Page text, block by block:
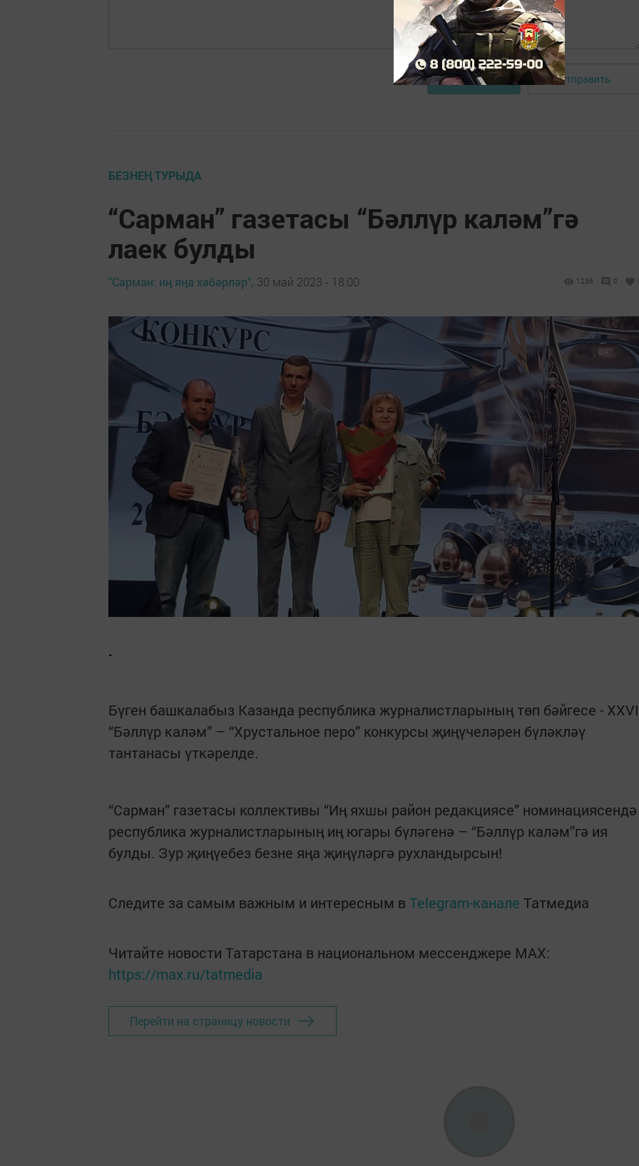
Авторизоваться Отправить
БЕЗНЕҢ ТУРЫДА
“Сарман” газетасы “Бәллүр каләм”гә
лаек булды
"Сарман: иң яңа хәбәрләр", 30 май 2023 - 18:00 1236 0
.
Бүген башкалабыз Казанда республика журналистларының төп бәйгесе - XXVI
“Бәллүр каләм” – “Хрустальное перо” конкурсы җиңүчеләрен бүләкләү
тантанасы үткәрелде.
“Сарман” газетасы коллективы “Иң яхшы район редакциясе” номинациясендә
республика журналистларының иң югары бүләгенә – “Бәллүр каләм”гә ия
булды. Зур җиңүебез безне яңа җиңүләргә рухландырсын!
Следите за самым важным и интересным в Telegram-канале Татмедиа
Читайте новости Татарстана в национальном мессенджере MАХ:
https://max.ru/tatmedia
Перейти на страницу новости